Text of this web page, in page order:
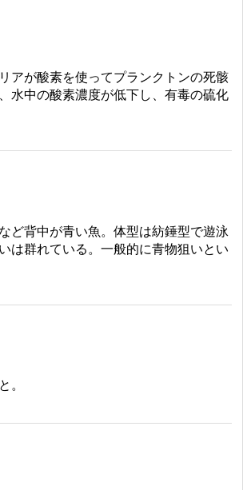
アが酸素を使ってプランクトンの死骸
水中の酸素濃度が低下し、有毒の硫化
ど背中が青い魚。体型は紡錘型で遊泳
は群れている。一般的に青物狙いとい
。